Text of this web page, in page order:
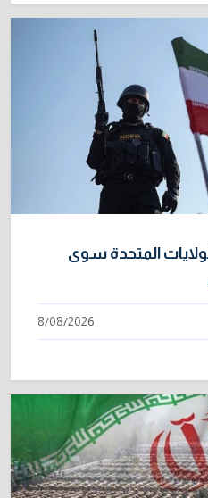
المتحدة سوى
8/08/2026